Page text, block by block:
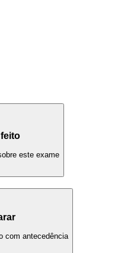
este exame
com antecedência